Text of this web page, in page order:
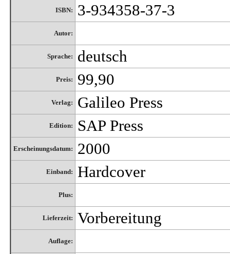
ISBN: 3-934358-37-3
Autor:
Sprache: deutsch
Preis: 99,90
Verlag: Galileo Press
Edition: SAP Press
Erscheinungsdatum: 2000
Einband: Hardcover
Plus:
Lieferzeit: Vorbereitung
Auflage: